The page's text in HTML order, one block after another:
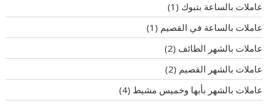
عاملات بالساعة بتبوك (1)
عاملات بالساعة في القصيم (1)
عاملات بالشهر الطائف (2)
عاملات بالشهر القصيم (2)
عاملات بالشهر بأبها وخميس مشيط (4)